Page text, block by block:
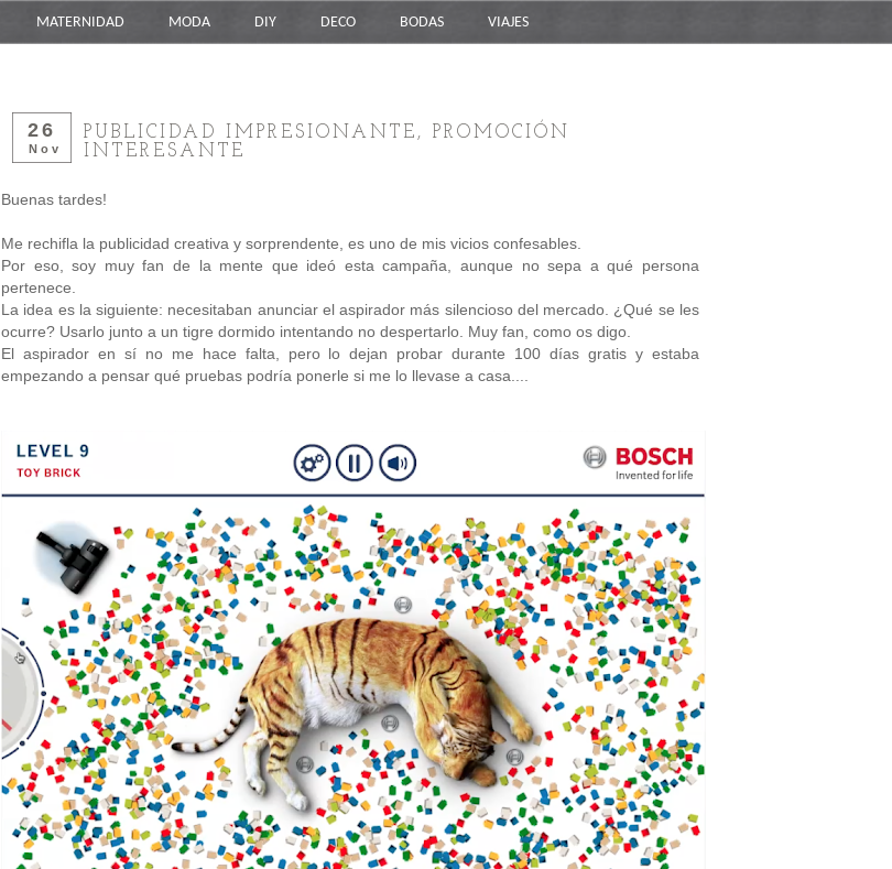
MATERNIDAD MODA DIY DECO BODAS VIAJES
26
Nov
PUBLICIDAD IMPRESIONANTE, PROMOCIÓN
INTERESANTE
Buenas tardes!
Me rechifla la publicidad creativa y sorprendente, es uno de mis vicios confesables.
Por eso, soy muy fan de la mente que ideó esta campaña, aunque no sepa a qué persona
pertenece.
La idea es la siguiente: necesitaban anunciar el aspirador más silencioso del mercado. ¿Qué se les
ocurre? Usarlo junto a un tigre dormido intentando no despertarlo. Muy fan, como os digo.
El aspirador en sí no me hace falta, pero lo dejan probar durante 100 días gratis y estaba
empezando a pensar qué pruebas podría ponerle si me lo llevase a casa....